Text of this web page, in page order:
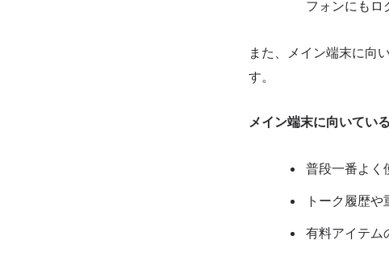
フォンにもロ
また、メイン端末に向
す。
メイン端末に向いてい
普段一番よく
トーク履歴
有料アイテム